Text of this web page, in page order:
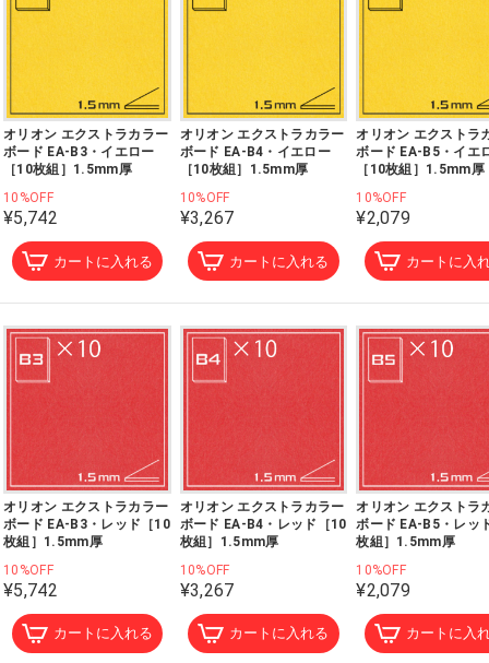
オリオン エクストラカラー
ボード EA-B3・イエロー
［10枚組］1.5mm厚
10%OFF
¥5,742
カートに入れる
オリオン エクストラカラー
ボード EA-B4・イエロー
［10枚組］1.5mm厚
10%OFF
¥3,267
カートに入れる
オリオン エクストラ
ボード EA-B5・イエ
［10枚組］1.5mm厚
10%OFF
¥2,079
カートに入
オリオン エクストラカラー
ボード EA-B3・レッド［10
枚組］1.5mm厚
10%OFF
¥5,742
カートに入れる
オリオン エクストラカラー
ボード EA-B4・レッド［10
枚組］1.5mm厚
10%OFF
¥3,267
カートに入れる
オリオン エクストラ
ボード EA-B5・レッ
枚組］1.5mm厚
10%OFF
¥2,079
カートに入